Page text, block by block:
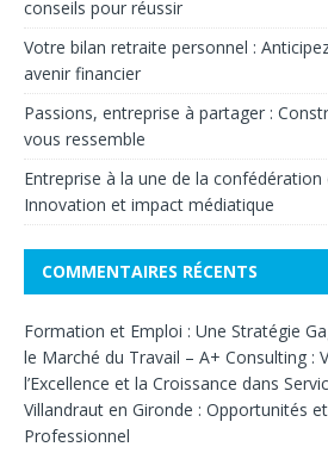
conseils pour réussir
Votre bilan retraite personnel :
avenir financier
Passions, entreprise à partager :
vous ressemble
Entreprise à la une de la
Innovation et impact médiatique
COMMENTAIRES RÉCENTS
Formation et Emploi : Une Stratégie
le Marché du Travail – A+ Consulting :
l’Excellence et la Croissance dans
Villandraut en Gironde : Opportunités
Professionnel